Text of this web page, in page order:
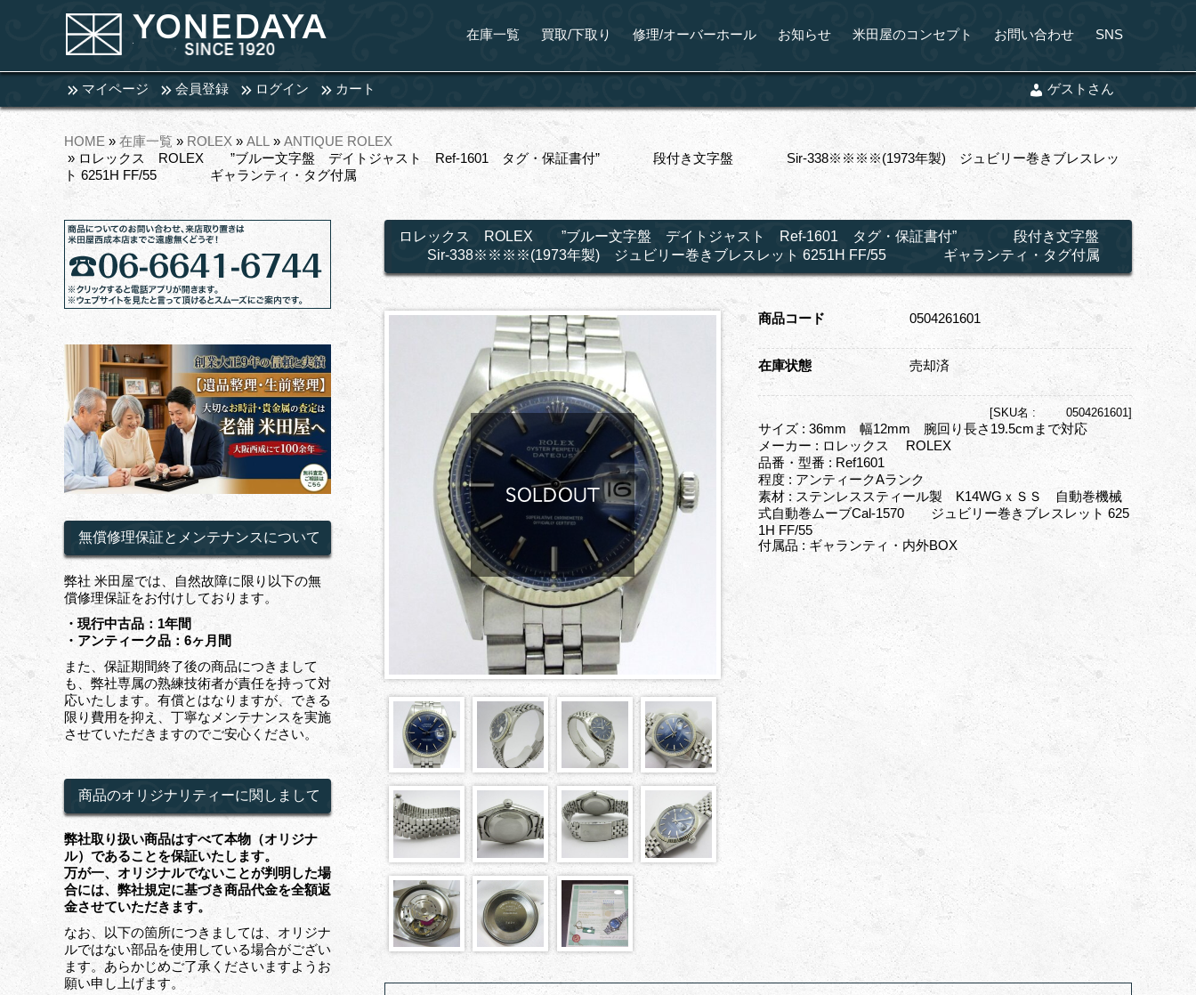
在庫一覧 買取/下取り 修理/オーバーホール お知らせ 米田屋のコンセプト お問い合わせ SNS
マイページ 会員登録 ログイン カート ゲストさん
HOME » 在庫一覧 » ROLEX » ALL » ANTIQUE ROLEX
» ロレックス ROLEX ”ブルー文字盤 デイトジャスト Ref-1601 タグ・保証書付” 段付き文字盤 Sir-338※※※※(1973年製) ジュビリー巻きブレスレッ
ト 6251H FF/55 ギャランティ・タグ付属
ロレックス ROLEX ”ブルー文字盤 デイトジャスト Ref-1601 タグ・保証書付” 段付き文字盤
Sir-338※※※※(1973年製) ジュビリー巻きブレスレット 6251H FF/55 ギャランティ・タグ付属
商品コード 0504261601
在庫状態 売却済
[SKU名 : 0504261601]
サイズ : 36mm 幅12mm 腕回り長さ19.5cmまで対応
メーカー : ロレックス ROLEX
品番・型番 : Ref1601
程度 : アンティークAランク
素材 : ステンレススティール製 K14WGｘＳＳ 自動巻機械
式自動巻ムーブCal-1570 ジュビリー巻きブレスレット 625
1H FF/55
付属品 : ギャランティ・内外BOX
無償修理保証とメンテナンスについて
弊社 米田屋では、自然故障に限り以下の無
償修理保証をお付けしております。
・現行中古品：1年間
・アンティーク品：6ヶ月間
また、保証期間終了後の商品につきまして
も、弊社専属の熟練技術者が責任を持って対
応いたします。有償とはなりますが、できる
限り費用を抑え、丁寧なメンテナンスを実施
させていただきますのでご安心ください。
商品のオリジナリティーに関しまして
弊社取り扱い商品はすべて本物（オリジナ
ル）であることを保証いたします。
万が一、オリジナルでないことが判明した場
合には、弊社規定に基づき商品代金を全額返
金させていただきます。
なお、以下の箇所につきましては、オリジナ
ルではない部品を使用している場合がござい
ます。あらかじめご了承くださいますようお
願い申し上げます。